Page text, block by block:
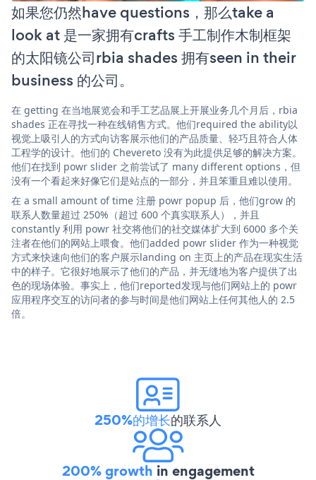
如果您仍然have questions，那么take a
look at 是一家拥有crafts 手工制作木制框架
的太阳镜公司rbia shades 拥有seen in their
business 的公司。
在 getting 在当地展览会和手工艺品展上开展业务几个月后，rbia
shades 正在寻找一种在线销售方式。他们required the ability以
视觉上吸引人的方式向访客展示他们的产品质量、轻巧且符合人体
工程学的设计。他们的 Chevereto 没有为此提供足够的解决方案。
他们在找到 powr slider 之前尝试了 many different options，但
没有一个看起来好像它们是站点的一部分，并且笨重且难以使用。
在 a small amount of time 注册 powr popup 后，他们grow 的
联系人数量超过 250%（超过 600 个真实联系人），并且
constantly 利用 powr 社交将他们的社交媒体扩大到 6000 多个关
注者在他们的网站上喂食。他们added powr slider 作为一种视觉
方式来快速向他们的客户展示landing on 主页上的产品在现实生活
中的样子。它很好地展示了他们的产品，并无缝地为客户提供了出
色的现场体验。事实上，他们reported发现与他们网站上的 powr
应用程序交互的访问者的参与时间是他们网站上任何其他人的 2.5
倍。
250%的增长的联系人
200% growth in engagement